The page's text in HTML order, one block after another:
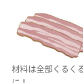
材料は全部くるく